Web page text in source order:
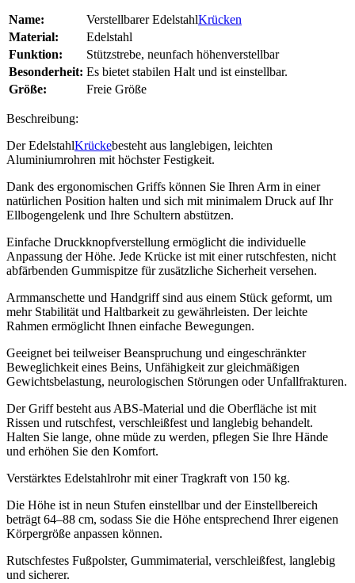
Name: Verstellbarer EdelstahlKrücken
Material:
Edelstahl
Funktion:
Stützstrebe, neunfach höhenverstellbar
Besonderheit: Es bietet stabilen Halt und ist einstellbar.
Größe:
Freie Größe
Beschreibung:
Der EdelstahlKrückebesteht aus langlebigen, leichten
Aluminiumrohren mit höchster Festigkeit.
Dank des ergonomischen Griffs können Sie Ihren Arm in einer
natürlichen Position halten und sich mit minimalem Druck auf Ihr
Ellbogengelenk und Ihre Schultern abstützen.
Einfache Druckknopfverstellung ermöglicht die individuelle
Anpassung der Höhe. Jede Krücke ist mit einer rutschfesten, nicht
abfärbenden Gummispitze für zusätzliche Sicherheit versehen.
Armmanschette und Handgriff sind aus einem Stück geformt, um
mehr Stabilität und Haltbarkeit zu gewährleisten. Der leichte
Rahmen ermöglicht Ihnen einfache Bewegungen.
Geeignet bei teilweiser Beanspruchung und eingeschränkter
Beweglichkeit eines Beins, Unfähigkeit zur gleichmäßigen
Gewichtsbelastung, neurologischen Störungen oder Unfallfrakturen.
Der Griff besteht aus ABS-Material und die Oberfläche ist mit
Rissen und rutschfest, verschleißfest und langlebig behandelt.
Halten Sie lange, ohne müde zu werden, pflegen Sie Ihre Hände
und erhöhen Sie den Komfort.
Verstärktes Edelstahlrohr mit einer Tragkraft von 150 kg.
Die Höhe ist in neun Stufen einstellbar und der Einstellbereich
beträgt 64–88 cm, sodass Sie die Höhe entsprechend Ihrer eigenen
Körpergröße anpassen können.
Rutschfestes Fußpolster, Gummimaterial, verschleißfest, langlebig
und sicherer.